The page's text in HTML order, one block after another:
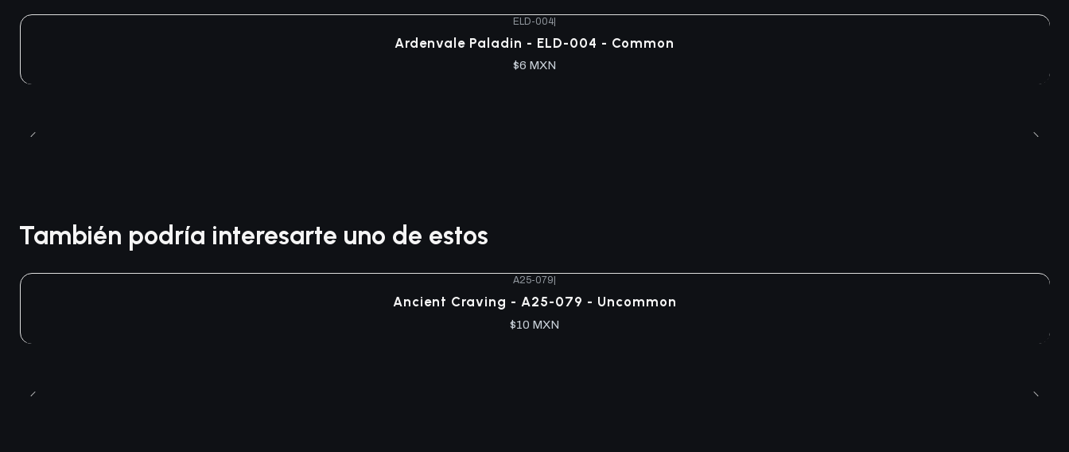
ELD-004|
Ardenvale Paladin - ELD-004 - Common
$6 MXN
También podría interesarte uno de estos
A25-079
Ancient Craving - A25-079 - Uncommon
$10 MXN